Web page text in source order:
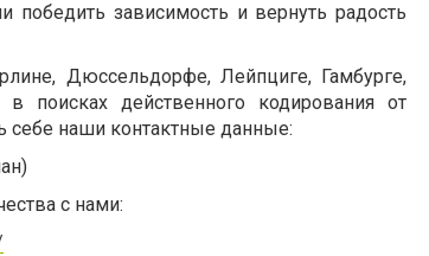
зависимость и вернуть радость
Дюссельдорфе, Лейпциге, Гамбурге,
действенного кодирования от
себе наши контактные данные:
с нами: